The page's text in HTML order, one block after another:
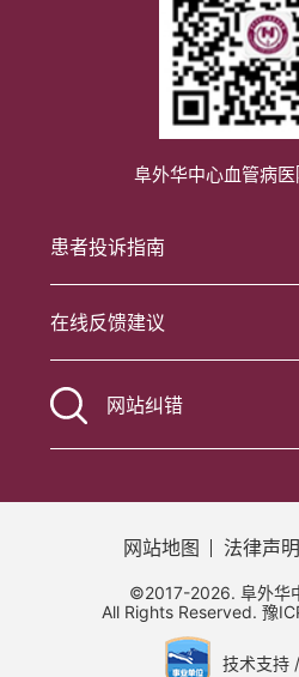
阜外华中心血管病
患者投诉指南
在线反馈建议
网站纠错
网站地图 法律声明
©2017-2026. 阜外华
All Rights Reserved. 豫
技术支持